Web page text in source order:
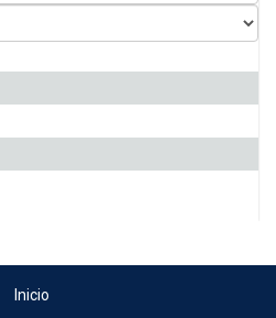
Inicio